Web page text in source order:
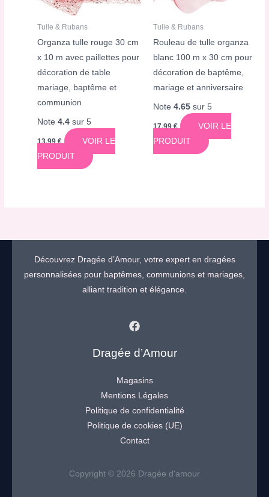
Tulle & Rubans
Organza tulle rouge 30 cm
x 10 m avec paillettes pour
décoration de table
mariage, baptême et
communion
Note4.4 sur 5
13,99€
VOIR LE
PRODUIT
Tulle & Rubans
Rouleau de tulle organza
blanc 100 m x 30 cm pour
décoration de baptême,
mariage et anniversaire
Note 4.65sur 5
17,99 €
VOIR LE
PRODUIT
Découvrez Dragée d’Amour, votre expert en dragées
personnalisées pour baptêmes, communions et mariages,
alliant tradition et élégance.
Dragée d’Amour
Magasins
Mentions Légales
Politique de confidentialité
Politique de cookies (UE)
Contact
Copyright © 2026 Dragée d'amour